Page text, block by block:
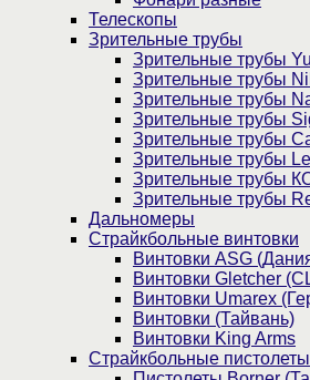
Телескопы
Зрительные трубы
Зрительные трубы
Зрительные трубы
Зрительные трубы
Зрительные трубы
Зрительные трубы
Зрительные трубы
Зрительные трубы
Зрительные трубы
Дальномеры
Страйкбольные винтовки
Винтовки ASG
Винтовки Gletcher
Винтовки Umarex
Винтовки (Тайвань)
Винтовки King Arms
Страйкбольные пистолеты